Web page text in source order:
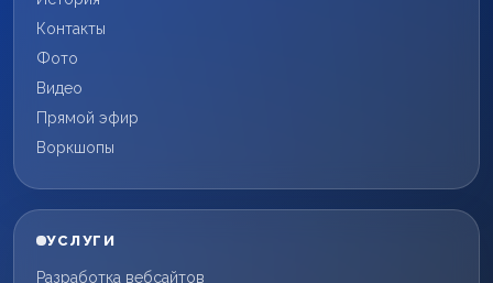
Контакты
Фото
Видео
Прямой эфир
Воркшопы
УСЛУГИ
Разработка вебсайтов